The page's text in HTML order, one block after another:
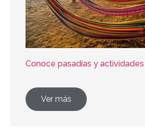
Conoce pasadías y
Ver más